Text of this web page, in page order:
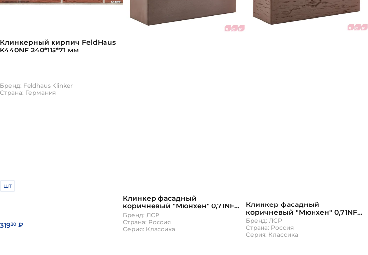
Клинкерный кирпич FeldHaus
K440NF 240*115*71 мм
Бренд: Feldhaus Klinker
Страна: Германия
шт
31920 ₽
Клинкер фасадный
коричневый "Мюнхен" 0,71NF
гладкий с36810
Бренд: ЛСР
Страна: Россия
Серия: Классика
Клинкер фасадный
коричневый "Мюнхен" 0,71NF
береста с36812
Бренд: ЛСР
Страна: Россия
Серия: Классика